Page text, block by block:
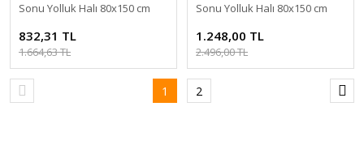
Sonu Yolluk Halı 80x150 cm
832,31 TL
1.664,63 TL
Sonu Yolluk Halı 80x150 cm
1.248,00 TL
2.496,00 TL
1 2